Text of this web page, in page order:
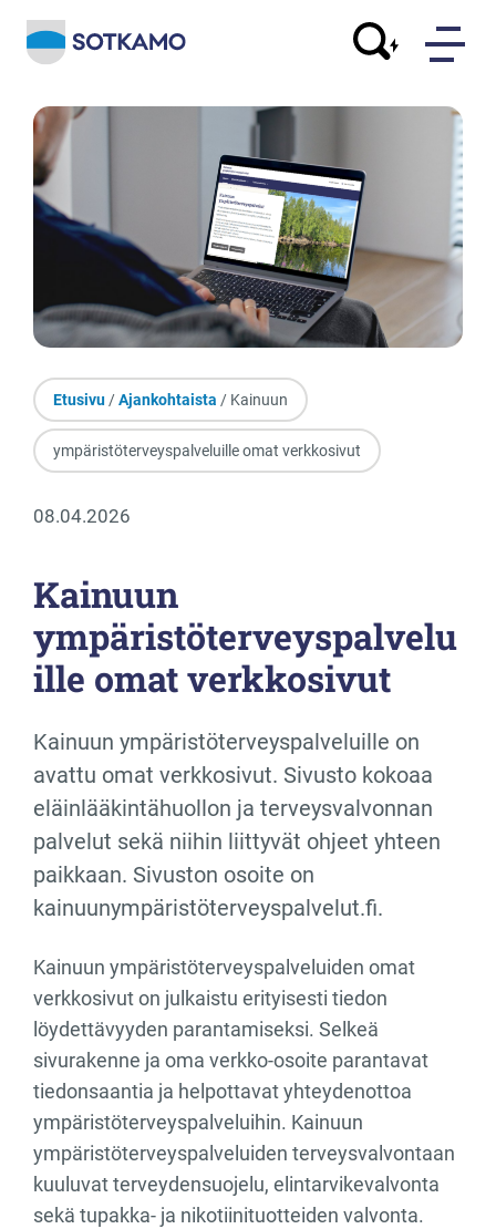
Etusivu/Ajankohtaista / Kainuun
ympäristöterveyspalveluille omat verkkosivut
08.04.2026
Kainuun
ympäristöterveyspalvelu
ille omat verkkosivut
Kainuun ympäristöterveyspalveluille on
avattu omat verkkosivut. Sivusto kokoaa
eläinlääkintähuollon ja terveysvalvonnan
palvelut sekä niihin liittyvät ohjeet yhteen
paikkaan. Sivuston osoite on
kainuunympäristöterveyspalvelut.fi.
Kainuun ympäristöterveyspalveluiden omat
verkkosivut on julkaistu erityisesti tiedon
löydettävyyden parantamiseksi. Selkeä
sivurakenne ja oma verkko-osoite parantavat
tiedonsaantia ja helpottavat yhteydenottoa
ympäristöterveyspalveluihin. Kainuun
ympäristöterveyspalveluiden terveysvalvontaan
kuuluvat terveydensuojelu, elintarvikevalvonta
sekä tupakka- ja nikotiinituotteiden valvonta.